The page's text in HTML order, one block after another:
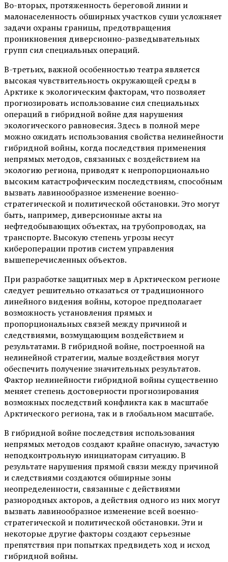
Во-вторых, протяженность береговой линии и
малонаселенность обширных участков суши усложняет
задачи охраны границы, предотвращения
проникновения диверсионно-разведывательных
групп сил специальных операций.
В-третьих, важной особенностью театра является
высокая чувствительность окружающей среды в
Арктике к экологическим факторам, что позволяет
прогнозировать использование сил специальных
операций в гибридной войне для нарушения
экологического равновесия. Здесь в полной мере
можно ожидать использования свойства нелинейности
гибридной войны, когда последствия применения
непрямых методов, связанных с воздействием на
экологию региона, приводят к непропорционально
высоким катастрофическим последствиям, способным
вызвать лавинообразное изменение военно-
стратегической и политической обстановки. Это могут
быть, например, диверсионные акты на
нефтедобывающих объектах, на трубопроводах, на
транспорте. Высокую степень угрозы несут
кибероперации против систем управления
вышеперечисленных объектов.
При разработке защитных мер в Арктическом регионе
следует решительно отказаться от традиционного
линейного видения войны, которое предполагает
возможность установления прямых и
пропорциональных связей между причиной и
следствиями, возмущающим воздействием и
результатами. В гибридной войне, построенной на
нелинейной стратегии, малые воздействия могут
обеспечить получение значительных результатов.
Фактор нелинейности гибридной войны существенно
меняет степень достоверности прогнозирования
возможных последствий конфликта как в масштабе
Арктического региона, так и в глобальном масштабе.
В гибридной войне последствия использования
непрямых методов создают крайне опасную, зачастую
неподконтрольную инициаторам ситуацию. В
результате нарушения прямой связи между причиной
и следствиями создаются обширные зоны
неопределенности, связанные с действиями
разнородных акторов, а действия одного из них могут
вызвать лавинообразное изменение всей военно-
стратегической и политической обстановки. Эти и
некоторые другие факторы создают серьезные
препятствия при попытках предвидеть ход и исход
гибридной войны.